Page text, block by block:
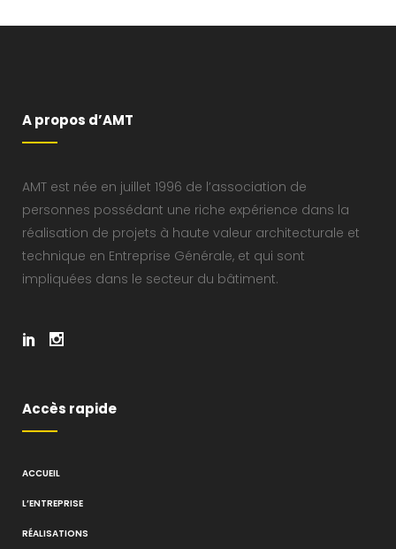
A propos d’AMT
AMT est née en juillet 1996 de l’association de
personnes possédant une riche expérience dans la
réalisation de projets à haute valeur architecturale et
technique en Entreprise Générale, et qui sont
impliquées dans le secteur du bâtiment.
Accès rapide
ACCUEIL
L’ENTREPRISE
RÉALISATIONS